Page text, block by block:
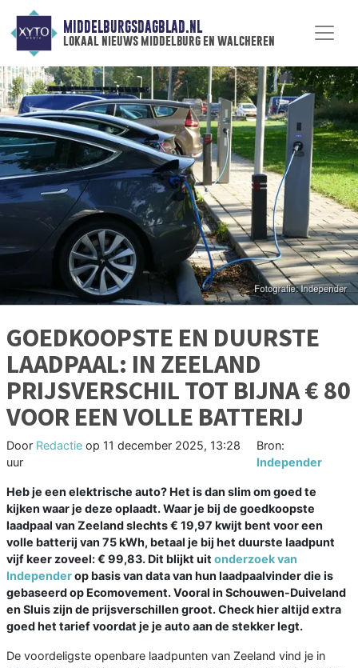
MIDDELBURGSDAGBLAD.NL
lokaal nieuws middelburg en walcheren
GOEDKOOPSTE EN DUURSTE
LAADPAAL: IN ZEELAND
PRIJSVERSCHIL TOT BIJNA € 80
VOOR EEN VOLLE BATTERIJ
Door Redactie op 11 december 2025, 13:28
uur
Bron:
Independer
Heb je een elektrische auto? Het is dan slim om goed te
kijken waar je deze oplaadt. Waar je bij de goedkoopste
laadpaal van Zeeland slechts € 19,97 kwijt bent voor een
volle batterij van 75 kWh, betaal je bij het duurste laadpunt
vijf keer zoveel: € 99,83. Dit blijkt uit onderzoek van
Independerop basis van data van hun laadpaalvinder die is
gebaseerd op Ecomovement. Vooral in Schouwen-Duiveland
en Sluis zijn de prijsverschillen groot. Check hier altijd extra
goed het tarief voordat je je auto aan de stekker legt.
De voordeligste openbare laadpunten van Zeeland vind je in